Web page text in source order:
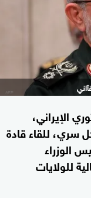
الإيراني،
سري، للقاء قادة
الوزراء
للولايات